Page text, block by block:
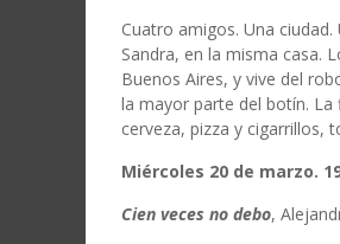
Cuatro amigos. Una
Sandra, en la misma casa.
Buenos Aires, y vive del
la mayor parte del botín.
cerveza, pizza y cigarrillos,
Miércoles 20 de marzo.
Cien veces no debo,